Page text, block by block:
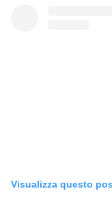
Visualizza questo